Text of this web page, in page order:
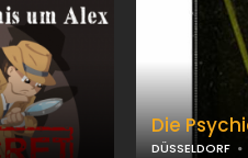
Die
DÜSSELDORF